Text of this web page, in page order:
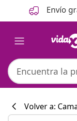
Anterior
Siguiente Envío
Volver a: